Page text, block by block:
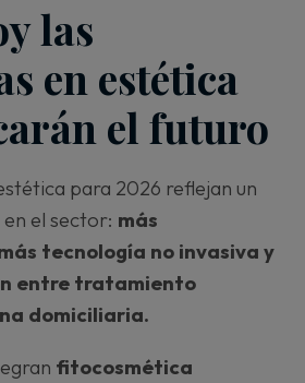
las
en estética
el futuro
para 2026 reflejan un
el sector: más
tecnología no invasiva y
entre tratamiento
domiciliaria.
fitocosmética